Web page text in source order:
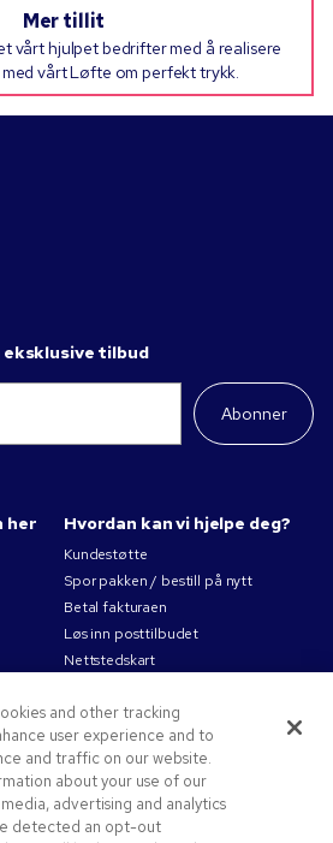
Mer tillit
vårt hjulpet bedrifter med å realisere
vårt Løfte om perfekt trykk.
tilbud
Abonner
her Hvordan kan vi hjelpe deg?
Kundestøtte
Spor pakken / bestill på nytt
Betal fakturaen
Løs inn posttilbudet
Nettstedskart
and other tracking
user experience and to
and traffic on our website.
about your use of our
advertising and analytics
detected an opt-out